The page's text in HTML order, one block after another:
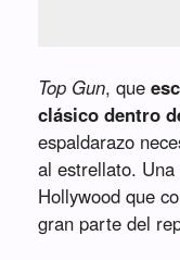
Top Gun, que
clásico dentro
espaldarazo
al estrellato.
Hollywood que
gran parte del